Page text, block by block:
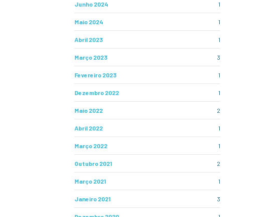
Junho 2024 1
Maio 2024 1
Abril 2023 1
Março 2023 3
Fevereiro 2023 1
Dezembro 2022 1
Maio 2022 2
Abril 2022 1
Março 2022 1
Outubro 2021 2
Março 2021 1
Janeiro 2021 3